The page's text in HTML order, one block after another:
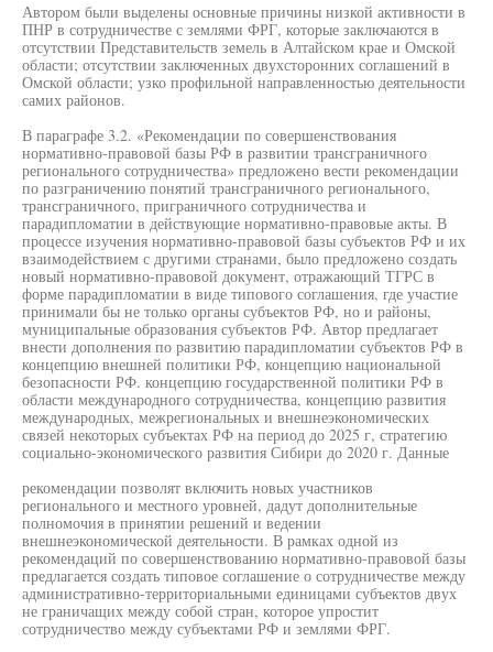
Автором были выделены основные причины низкой активности в
ПНР в сотрудничестве с землями ФРГ, которые заключаются в
отсутствии Представительств земель в Алтайском крае и Омской
области; отсутствии заключенных двухсторонних соглашений в
Омской области; узко профильной направленностью деятельности
самих районов.
В параграфе 3.2. «Рекомендации по совершенствования
нормативно-правовой базы РФ в развитии трансграничного
регионального сотрудничества» предложено вести рекомендации
по разграничению понятий трансграничного регионального,
трансграничного, приграничного сотрудничества и
парадипломатии в действующие нормативно-правовые акты. В
процессе изучения нормативно-правовой базы субъектов РФ и их
взаимодействием с другими странами, было предложено создать
новый нормативно-правовой документ, отражающий ТГРС в
форме парадипломатии в виде типового соглашения, где участие
принимали бы не только органы субъектов РФ, но и районы,
муниципальные образования субъектов РФ. Автор предлагает
внести дополнения по развитию парадипломатии субъектов РФ в
концепцию внешней политики РФ, концепцию национальной
безопасности РФ. концепцию государственной политики РФ в
области международного сотрудничества, концепцию развития
международных, межрегиональных и внешнеэкономических
связей некоторых субъектах РФ на период до 2025 г, стратегию
социально-экономического развития Сибири до 2020 г. Данные
рекомендации позволят включить новых участников
регионального и местного уровней, дадут дополнительные
полномочия в принятии решений и ведении
внешнеэкономической деятельности. В рамках одной из
рекомендаций по совершенствованию нормативно-правовой базы
предлагается создать типовое соглашение о сотрудничестве между
административно-территориальными единицами субъектов двух
не граничащих между собой стран, которое упростит
сотрудничество между субъектами РФ и землями ФРГ.